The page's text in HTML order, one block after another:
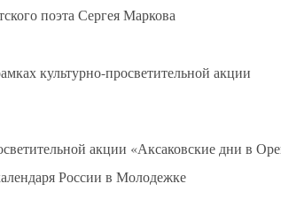
поэта Сергея Маркова
культурно-просветительной акции
акции «Аксаковские дни в
России в Молодежке